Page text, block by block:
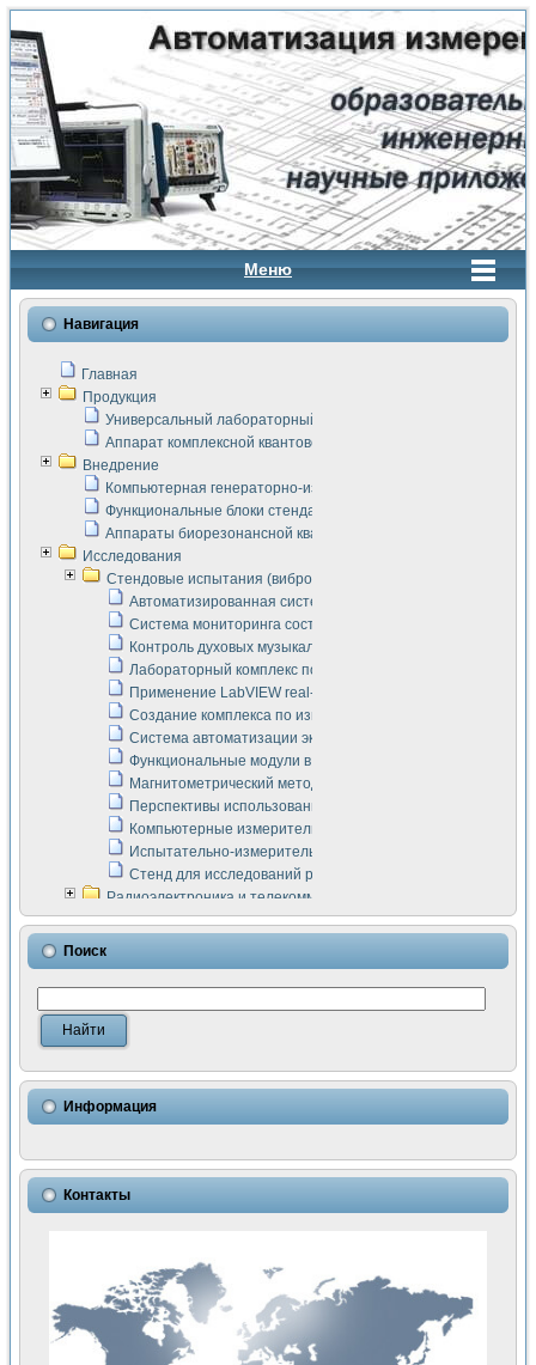
Меню
Навигация
Главная
Продукция
Универсальный лабораторный стенд "Сигнал-USB"
Аппарат комплексной квантовой терапии Интроскан
Внедрение
Компьютерная генераторно-измерительная система
Функциональные блоки стенда "Сигнал-USB"
Аппараты биорезонансной квантовой терапии серии СКАН
Исследования
Стендовые испытания (виброакустика, тензометрия и т.п.)
Автоматизированная система измерения параметров
Система мониторинга состояния тяговых
Контроль духовых музыкальных инструментов
Лабораторный комплекс по исследованию элементной
Применение LabVIEW real-time module для
Создание комплекса по измерению скорости подвижного
Система автоматизации экспериментальных
Функциональные модули в стандарте Nl SCXI для
Магнитометрический метод в дефектоскопии сварных
Перспективы использования машинного зрения в
Компьютерные измерительные системы для
Испытательно-измерительный комплекс аппаратуры для
Стенд для исследований рабочих процессов ДВС в
Радиоэлектроника и телекоммуникации
LabVIEW в расчетах радиолиний систем передачи данных
Аппаратно-программный комплекс для исследования
Виртуальный лабораторный стенд для исследования
Измерение шумовых параметров операционных
Измерительный преобразователь на основе цифровой
Использование NI LabVIEW для математического
Исследовние возможности создания измерителя ВАХ
Математическое моделирование генератора сигналов -
Применение осциллографического модуля с высоким
Симуляция отклика импульсного радиолокационного
Автоматизация формирования уравнений состояния для
Разработка автоматизированного стенда для измерения
Применение среды LabVIEW для построения картины
Портативная система для определения показателей
Использование LabVIEW для управления источником
Устройство для снятия вольт-амперных характеристик
Поиск
Информация
Контакты